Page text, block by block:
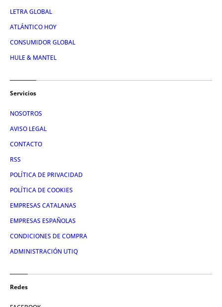
LETRA GLOBAL
ATLÁNTICO HOY
CONSUMIDOR GLOBAL
HULE & MANTEL
Servicios
NOSOTROS
AVISO LEGAL
CONTACTO
RSS
POLÍTICA DE PRIVACIDAD
POLÍTICA DE COOKIES
EMPRESAS CATALANAS
EMPRESAS ESPAÑOLAS
CONDICIONES DE COMPRA
ADMINISTRACIÓN UTIQ
Redes